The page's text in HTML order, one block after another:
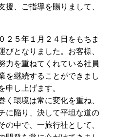
、ご指導を賜りまして、
２５年１月２４日をもちま
となりました。お客様、
力を重ねてくれている社員
を継続することができまし
し上げます。
環境は常に変化を重ね、
に陥り、決して平坦な道の
中で、一旅行社として、